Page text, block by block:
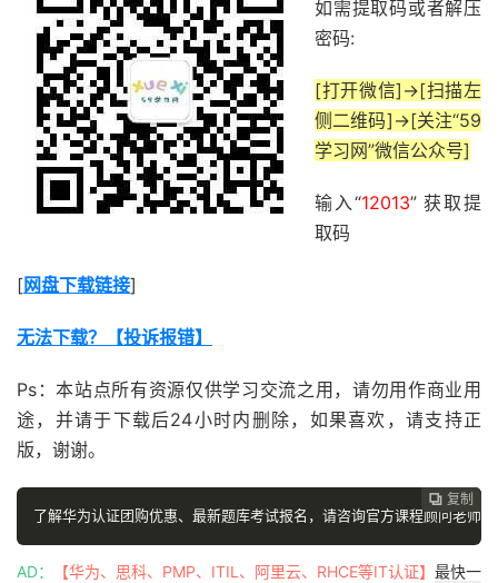
如需提取码或者解压
密码:
[打开微信]->[扫描左
侧二维码]->[关注“59
学习网”微信公众号]
输入“12013” 获取提
取码
[网盘下载链接]
无法下载？【投诉报错】
Ps：本站点所有资源仅供学习交流之用，请勿用作商业用
途，并请于下载后24小时内删除，如果喜欢，请支持正
版，谢谢。
 复制
 复制
 复制
 复制
 复制
了解华为认证团购优惠、最新题库考试报名，请咨询官方课程顾问老师
AD： 【华为、思科、PMP、ITIL、阿里云、RHCE等IT认证】 最快一